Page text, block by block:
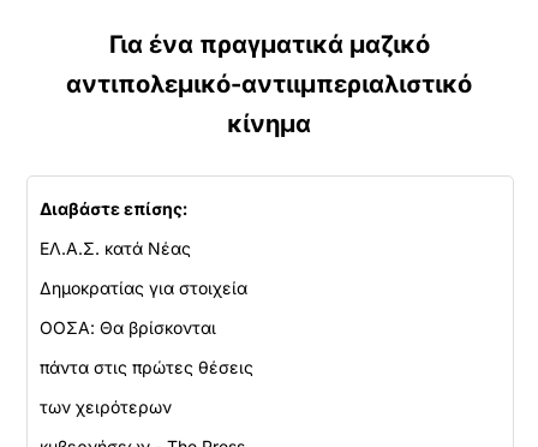
Για ένα πραγματικά μαζικό
αντιπολεμικό-αντιιμπεριαλιστικό
κίνημα
Διαβάστε επίσης:
ΕΛ.Α.Σ. κατά Νέας
Δημοκρατίας για στοιχεία
ΟΟΣΑ: Θα βρίσκονται
πάντα στις πρώτες θέσεις
των χειρότερων